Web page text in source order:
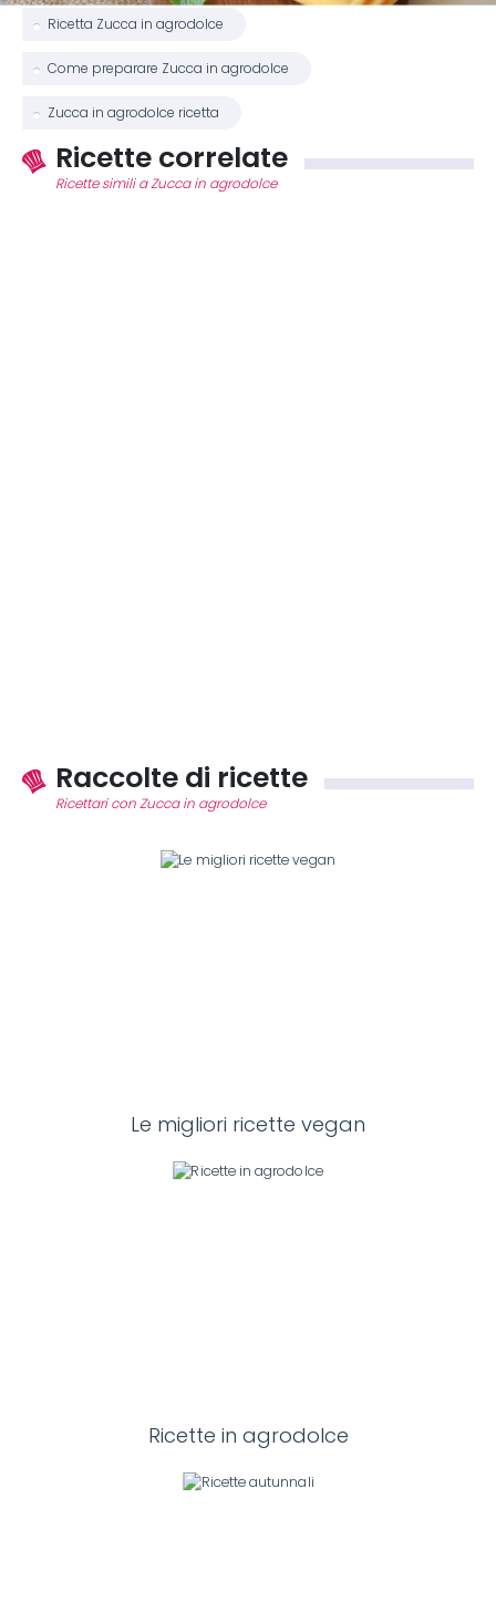
Ricetta Zucca in agrodolce
Come preparare Zucca in agrodolce
Zucca in agrodolce ricetta
Ricette correlate
Ricette simili a Zucca in agrodolce
Raccolte di ricette
Ricettari con Zucca in agrodolce
Le migliori ricette vegan
Ricette in agrodolce